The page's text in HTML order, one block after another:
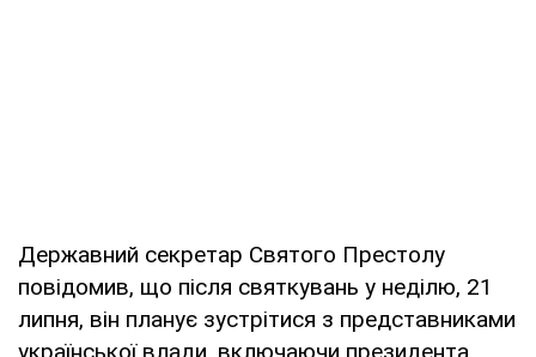
Державний секретар Святого Престолу
повідомив, що після святкувань у неділю, 21
липня, він планує зустрітися з представниками
української влади, включаючи президента